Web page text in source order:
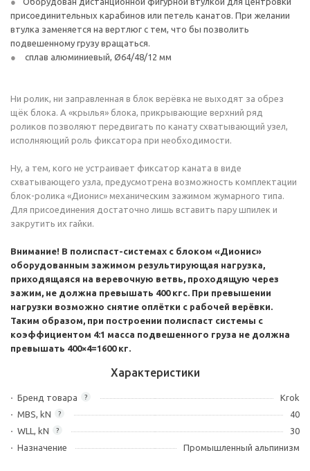
присоединительных карабинов или петель канатов. При желании
втулка заменяется на вертлюг с тем, что бы позволить
подвешенному грузу вращаться.
сплав алюминиевый, Ø64/48/12 мм
Ни ролик, ни заправленная в блок верёвка не выходят за обрез
щёк блока. А «крылья» блока, прикрывающие верхний ряд
роликов позволяют передвигать по канату схватывающий узел,
исполняющий роль фиксатора при необходимости.
Ну, а тем, кого не устраивает фиксатор каната в виде
схватывающего узла, предусмотрена возможность комплектации
блок-ролика «Дионис» механическим зажимом жумарного типа.
Для присоединения достаточно лишь вставить пару шпилек и
закрутить их гайки.
Внимание! В полиспаст-системах с блоком «Дионис»
оборудованным зажимом результирующая нагрузка,
приходящаяся на веревочную ветвь, проходящую через
зажим, не должна превышать 400 кгс. При превышении
нагрузки возможно снятие оплётки с рабочей верёвки.
Таким образом, при построении полиспаст системы с
коэффициентом 4:1 масса подвешенного груза не должна
превышать 400×4=1600 кг.
Характеристики
?
Бренд товара Krok
?
MBS, kN 40
?
WLL, kN
30
Назначение
Промышленный альпинизм